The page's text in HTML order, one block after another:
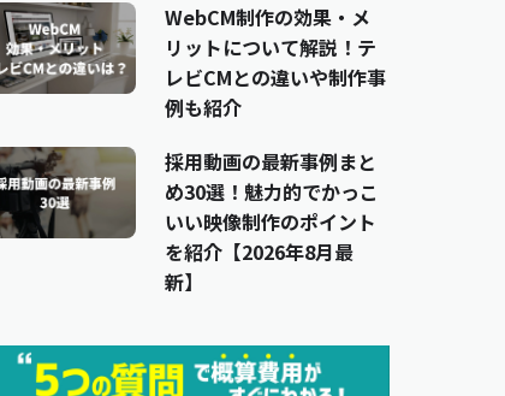
WebCM制作の効果・メ
リットについて解説！テ
レビCMとの違いや制作事
例も紹介
採用動画の最新事例まと
め30選！魅力的でかっこ
いい映像制作のポイント
を紹介【2026年8月最
新】